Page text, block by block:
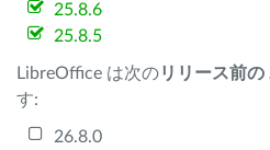
25.8.6
25.8.5
LibreOffice は次のリリース前の
す:
26.8.0